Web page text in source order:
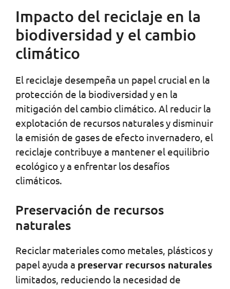
Impacto del reciclaje en la
biodiversidad y el cambio
climático
El reciclaje desempeña un papel crucial en la
protección de la biodiversidad y en la
mitigación del cambio climático. Al reducir la
explotación de recursos naturales y disminuir
la emisión de gases de efecto invernadero, el
reciclaje contribuye a mantener el equilibrio
ecológico y a enfrentar los desafíos
climáticos.
Preservación de recursos
naturales
Reciclar materiales como metales, plásticos y
papel ayuda a preservar recursos naturales
limitados, reduciendo la necesidad de